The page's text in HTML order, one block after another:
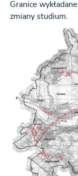
Granice
zmiany studium.